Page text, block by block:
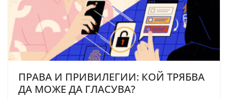
ПРАВА И ПРИВИЛЕГИИ: КОЙ ТРЯБВА
ДА МОЖЕ ДА ГЛАСУВА?